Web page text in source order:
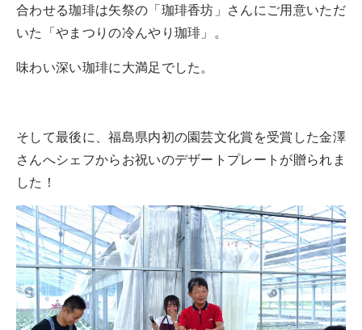
合わせる珈琲は矢祭の「珈琲香坊」さんにご用意いただ
いた「やまつりの冷んやり珈琲」。
味わい深い珈琲に大満足でした。
そして最後に、福島県内初の園芸文化賞を受賞した金澤
さんへシェフからお祝いのデザートプレートが贈られま
した！